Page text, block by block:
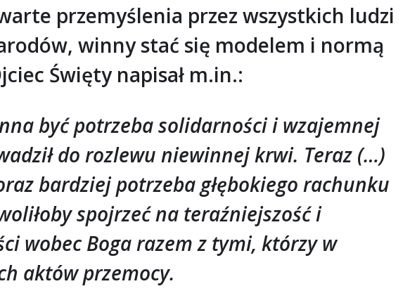
przemyślenia przez wszystkich ludzi
winny stać się modelem i normą
Święty napisał m.in.:
być potrzeba solidarności i wzajemnej
do rozlewu niewinnej krwi. Teraz (…)
bardziej potrzeba głębokiego rachunku
spojrzeć na teraźniejszość i
wobec Boga razem z tymi, którzy w
aktów przemocy.